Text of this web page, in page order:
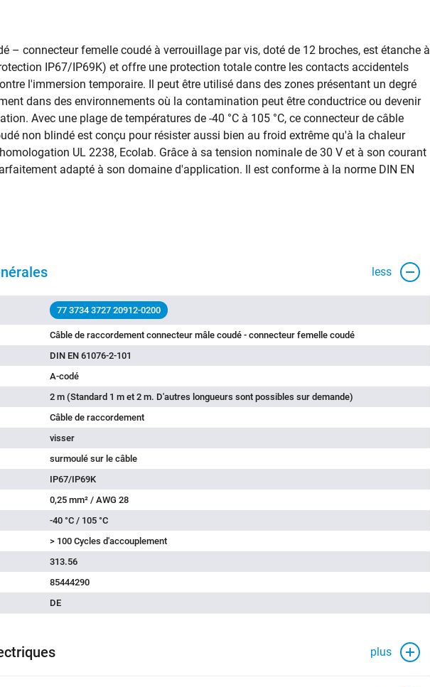
– connecteur femelle coudé à verrouillage par vis, doté de 12 broches, est étanche à
IP67/IP69K) et offre une protection totale contre les contacts accidentels
l'immersion temporaire. Il peut être utilisé dans des zones présentant un degré
dans des environnements où la contamination peut être conductrice ou devenir
Avec une plage de températures de -40 °C à 105 °C, ce connecteur de câble
non blindé est conçu pour résister aussi bien au froid extrême qu'à la chaleur
UL 2238, Ecolab. Grâce à sa tension nominale de 30 V et à son courant
adapté à son domaine d'application. Il est conforme à la norme DIN EN
less
77 3734 3727 20912-0200
Câble de raccordement connecteur mâle coudé - connecteur femelle coudé
DIN EN 61076-2-101
A-codé
2 m (Standard 1 m et 2 m. D'autres longueurs sont possibles sur demande)
Câble de raccordement
visser
surmoulé sur le câble
IP67/IP69K
0,25 mm² / AWG 28
-40 °C / 105 °C
> 100 Cycles d'accouplement
313.56
85444290
DE
plus